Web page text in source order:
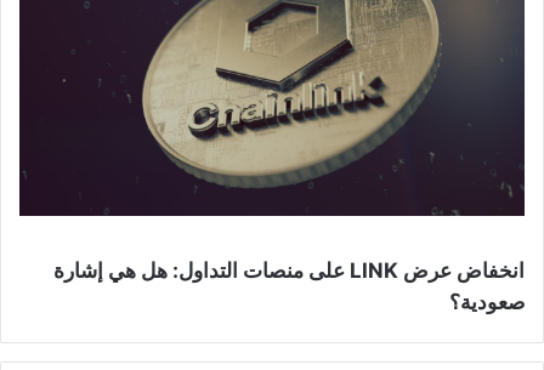
انخفاض عرض LINK على منصات التداول: هل هي إشارة
صعودية؟